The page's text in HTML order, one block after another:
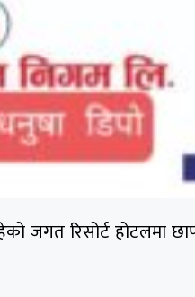
जगत रिसोर्ट होटलमा